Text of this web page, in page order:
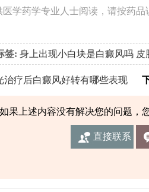
医学药学专业人士阅读，请按药
签: 身上出现小白块是白癜风吗 皮
治疗后白癜风好转有哪些表现 下
如果上述内容没有解决您的问题，
直接联系